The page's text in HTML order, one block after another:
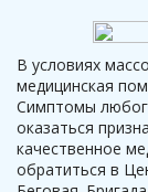
В условиях
медицинская
Симптомы
оказаться
качественное
обратиться в